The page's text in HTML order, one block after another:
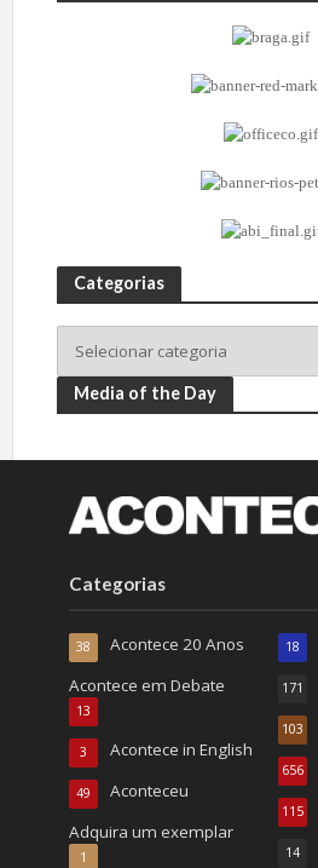
Categorias
Media of the Day
Categorias
Acontece 20 Anos
38
Acontece em Debate
13
Acontece in English
3
Aconteceu
49
Adquira um exemplar
1
18
171
103
656
115
14